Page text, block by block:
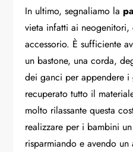
In ultimo, segnaliamo la
vieta infatti ai
accessorio. È sufficiente
un bastone, una corda,
dei ganci per appendere
recuperato tutto il
molto rilassante questa
realizzare per i bambini
risparmiando e avendo